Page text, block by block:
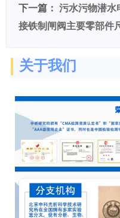
下一篇： 污水污物潜水
接铁制闸阀主要零部件
关于我们